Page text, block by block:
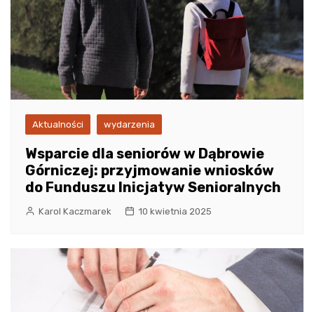
Aktualności wydarzenia
Wsparcie dla seniorów w Dąbrowie
Górniczej: przyjmowanie wniosków
do Funduszu Inicjatyw Senioralnych
Karol Kaczmarek 10 kwietnia 2025